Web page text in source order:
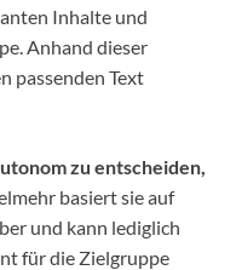
Inhalte und
Anhand dieser
passenden Text
zu entscheiden,
basiert sie auf
und kann lediglich
für die Zielgruppe